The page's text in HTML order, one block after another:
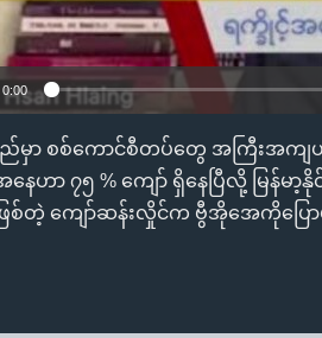
0:00
ည်မှာ စစ်ကောင်စီတပ်တွေ အကြီးအကျ
နေဟာ ၇၅ % ကျော် ရှိနေပြီလို့ မြန်
စ်တဲ့ ကျော်ဆန်းလှိုင်က ဗွီအိုအေကိုပြေ